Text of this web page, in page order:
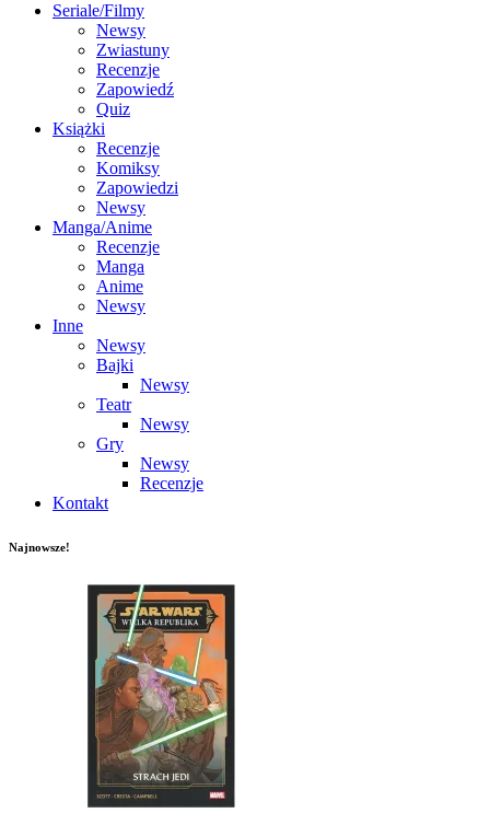
Seriale/Filmy
Newsy
Zwiastuny
Recenzje
Zapowiedź
Quiz
Książki
Recenzje
Komiksy
Zapowiedzi
Newsy
Manga/Anime
Recenzje
Manga
Anime
Newsy
Inne
Newsy
Bajki
Newsy
Teatr
Newsy
Gry
Newsy
Recenzje
Kontakt
Najnowsze!